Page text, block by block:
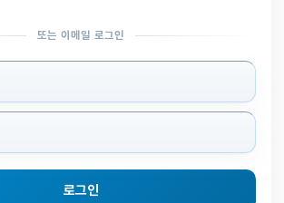
또는 이메일 로그인
로그인